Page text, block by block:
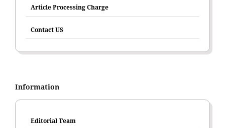
Article Processing Charge
Contact US
Information
Editorial Team